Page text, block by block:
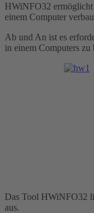
HWiNFO32 ermöglicht
einem Computer
Ab und An ist es
in einem Computers zu
Das Tool HWiNFO32
aus.